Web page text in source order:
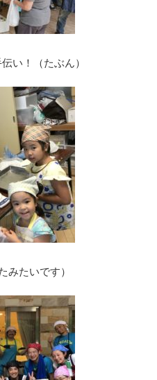
い！（たぶん）
みたいです）